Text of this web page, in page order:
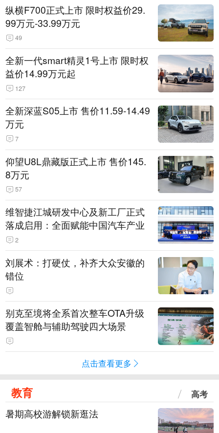
纵横F700正式上市 限时权益价29.
99万元-33.99万元
49
全新一代smart精灵1号上市 限时权
益价14.99万元起
127
全新深蓝S05上市 售价11.59-14.49
万元
7
仰望U8L鼎藏版正式上市 售价145.
8万元
57
维智捷江城研发中心及新工厂正式
落成启用：全面赋能中国汽车产业
2
刘展术：打硬仗，补齐大众安徽的
错位
别克至境将全系首次整车OTA升级
覆盖智舱与辅助驾驶四大场景
点击查看更多
教育 高考
暑期高校游解锁新逛法